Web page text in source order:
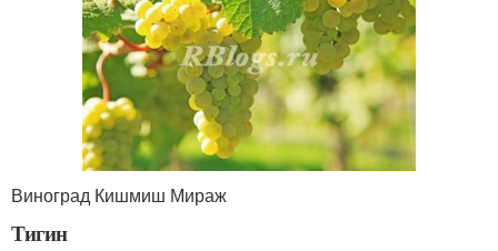
Виноград Кишмиш Мираж
Тигин